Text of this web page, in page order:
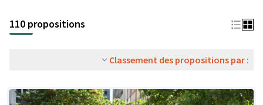
110 propositions
Classement des propositions par :